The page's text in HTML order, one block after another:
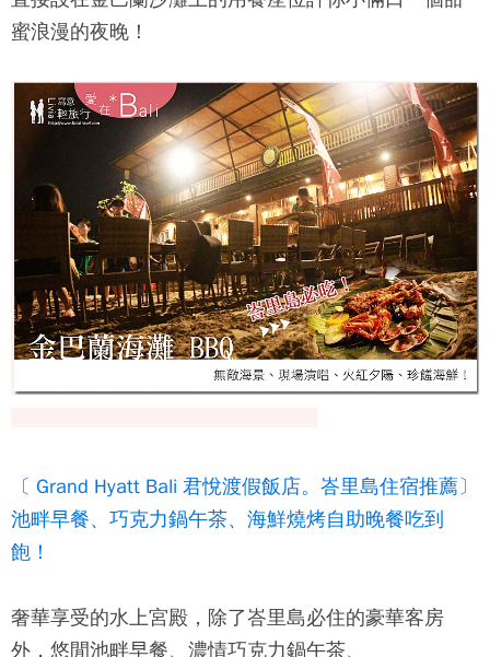
蜜浪漫的夜晚！
〔 Grand Hyatt Bali 君悅渡假飯店。峇里島住宿推薦〕
池畔早餐、巧克力鍋午茶、海鮮燒烤自助晚餐吃到
飽！
奢華享受的水上宮殿，除了峇里島必住的豪華客房
外，悠閒池畔早餐、濃情巧克力鍋午茶、